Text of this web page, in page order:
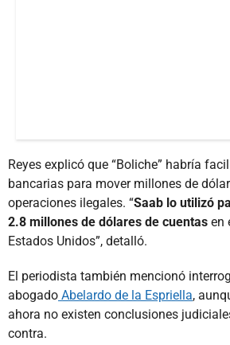
Reyes explicó que “Boliche” habría
bancarias para mover millones de
operaciones ilegales. “Saab lo utilizó
2.8 millones de dólares de cuentas en
Estados Unidos”, detalló.
El periodista también mencionó
abogado Abelardo de la Espriella,
ahora no existen conclusiones
contra.